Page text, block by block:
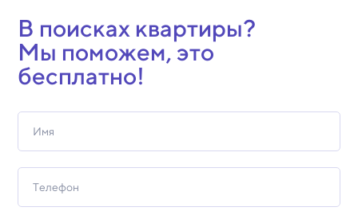
В поисках квартиры?
Мы поможем, это
бесплатно!